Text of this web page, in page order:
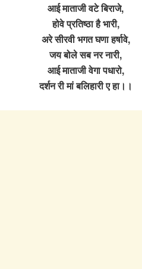
आई माताजी वटे बिराजे,
होवे प्रतिष्ठा है भारी,
अरे सीरवी भगत घणा हर्षावे,
जय बोले सब नर नारी,
आई माताजी वेगा पधारो,
दर्शन री मां बलिहारी ए हा।।